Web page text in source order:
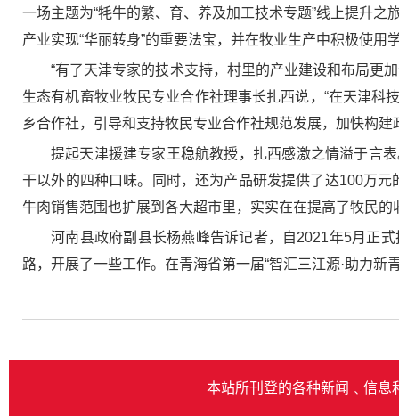
一场主题为“牦牛的繁、育、养及加工技术专题”线上提升之
产业实现“华丽转身”的重要法宝，并在牧业生产中积极使用
“有了天津专家的技术支持，村里的产业建设和布局更
生态有机畜牧业牧民专业合作社理事长扎西说，“在天津
乡合作社，引导和支持牧民专业合作社规范发展，加快构
提起天津援建专家王稳航教授，扎西感激之情溢于言
干以外的四种口味。同时，还为产品研发提供了达100万
牛肉销售范围也扩展到各大超市里，实实在在提高了牧民
河南县政府副县长杨燕峰告诉记者，自2021年5月正
路，开展了一些工作。在青海省第一届“智汇三江源·助力新
本站所刊登的各种新闻﹑信息